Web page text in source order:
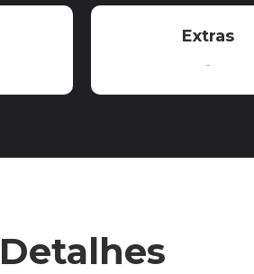
Extras
-
Detalhes